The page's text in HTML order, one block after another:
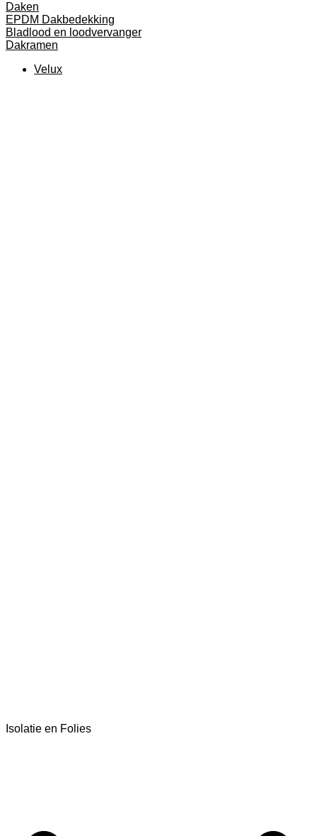
Daken
EPDM Dakbedekking
Bladlood en loodvervanger
Dakramen
Velux
Isolatie en Folies